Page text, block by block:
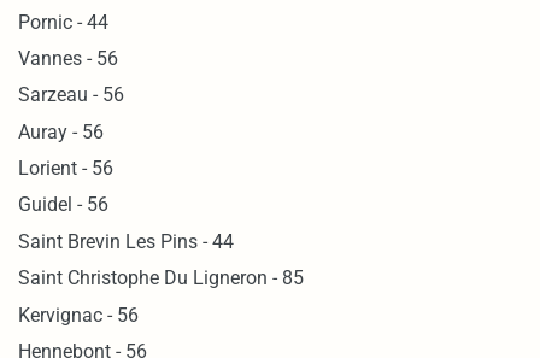
Pornic - 44
Vannes - 56
Sarzeau - 56
Auray - 56
Lorient - 56
Guidel - 56
Saint Brevin Les Pins - 44
Saint Christophe Du Ligneron - 85
Kervignac - 56
Hennebont - 56